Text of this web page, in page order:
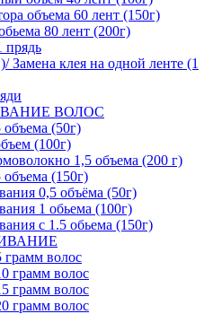
объема 60 лент (150г)
80 лент (200г)
прядь
Замена клея на одной ленте (1
ВОЛОС
объема (50г)
(100г)
1,5 объема (200 г)
(150г)
0,5 объёма (50г)
1 обьема (100г)
с 1.5 обьема (150г)
грамм волос
грамм волос
грамм волос
грамм волос